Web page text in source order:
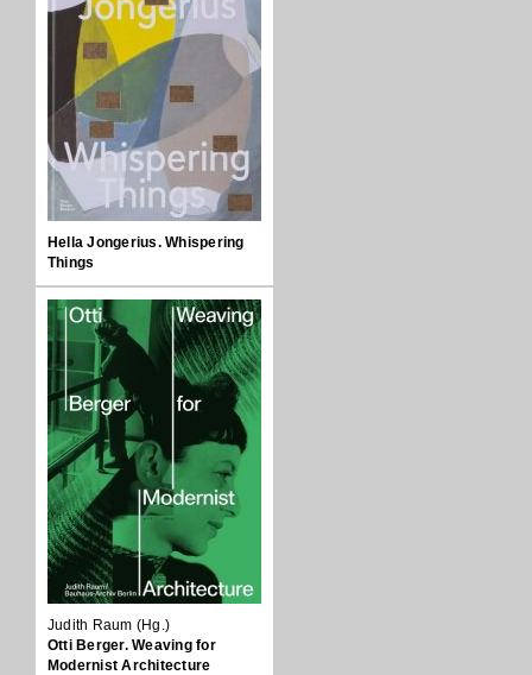
Hella Jongerius. Whispering
Things
Judith Raum (Hg.)
Otti Berger. Weaving for
Modernist Architecture